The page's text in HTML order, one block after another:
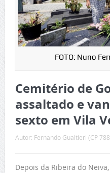
FOTO: Nuno
Cemitério de
assaltado e
sexto em Vila
Autor: Fernando Gualtieri (CP
Depois da Ribeira do